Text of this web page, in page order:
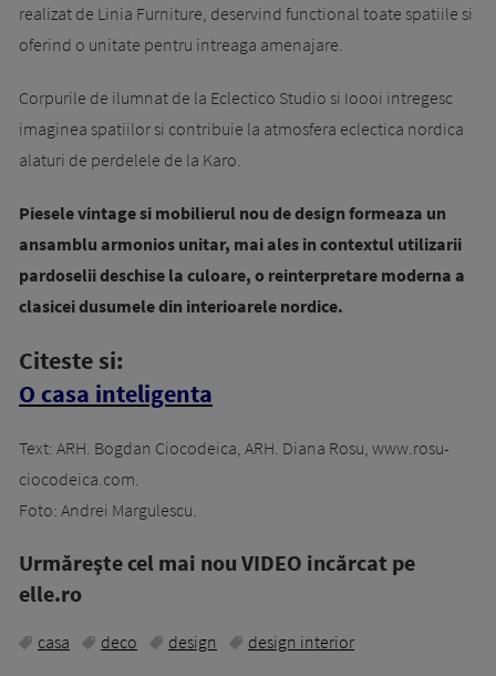
realizat de Linia Furniture, deservind functional toate spatiile si
oferind o unitate pentru intreaga amenajare.
Corpurile de ilumnat de la Eclectico Studio si Ioooi intregesc
imaginea spatiilor si contribuie la atmosfera eclectica nordica
alaturi de perdelele de la Karo.
Piesele vintage si mobilierul nou de design formeaza un
ansamblu armonios unitar, mai ales in contextul utilizarii
pardoselii deschise la culoare, o reinterpretare moderna a
clasicei dusumele din interioarele nordice.
Citeste si:
O casa inteligenta
Text: ARH. Bogdan Ciocodeica, ARH. Diana Rosu, www.rosu-
ciocodeica.com.
Foto: Andrei Margulescu.
Urmăreşte cel mai nou VIDEO incărcat pe
elle.ro
casa deco design design interior